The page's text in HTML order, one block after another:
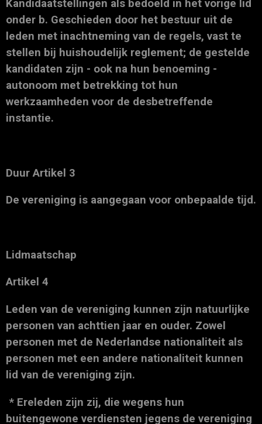
Kandidaatstellingen als bedoeld in het vorige lid
onder b. Geschieden door het bestuur uit de
leden met inachtneming van de regels, vast te
stellen bij huishoudelijk reglement; de gestelde
kandidaten zijn - ook na hun benoeming -
autonoom met betrekking tot hun
werkzaamheden voor de desbetreffende
instantie.
Duur Artikel 3
De vereniging is aangegaan voor onbepaalde tijd.
Lidmaatschap
Artikel 4
Leden van de vereniging kunnen zijn natuurlijke
personen van achttien jaar en ouder. Zowel
personen met de Nederlandse nationaliteit als
personen met een andere nationaliteit kunnen
lid van de vereniging zijn.
* Ereleden zijn zij, die wegens hun
buitengewone verdiensten jegens de vereniging